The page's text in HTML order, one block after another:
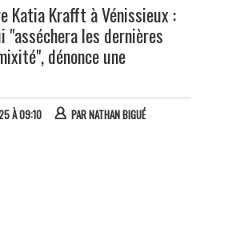
Katia Krafft à Vénissieux :
les dernières
dénonce une
À 09:10 PARNATHAN BIGUÉ